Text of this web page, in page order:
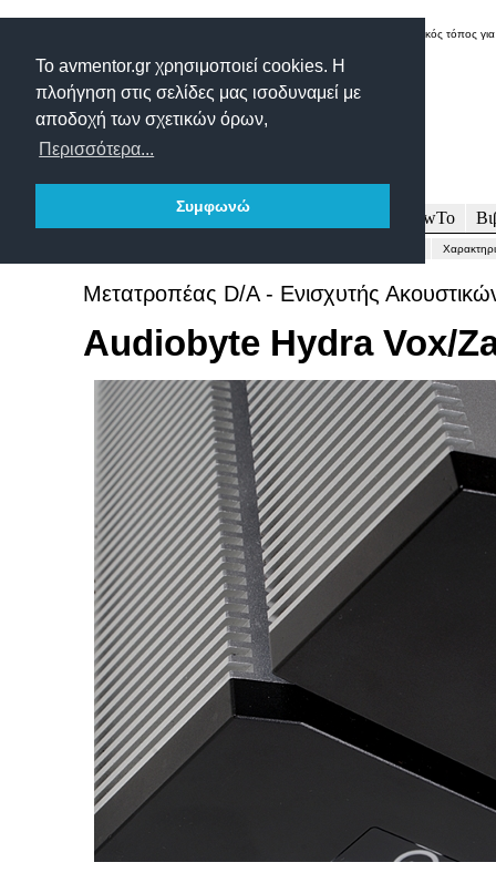
Το avmentor.gr χρησιμοποιεί cookies. Η
πλοήγηση στις σελίδες μας ισοδυναμεί με
αποδοχή των σχετικών όρων,
Περισσότερα...
Συμφωνώ
Δικτυακός τόπος
Δοκιμές Άρθρα HowTo
Μετατροπέας D/A - Ενισχυτής
Audiobyte Hydra Vox/